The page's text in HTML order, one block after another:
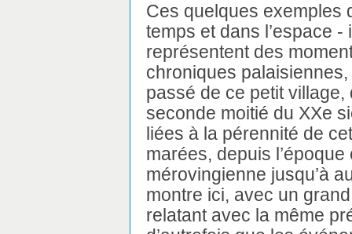
Ces quelques exemples
temps et dans l’espace -
représentent des
chroniques
passé de ce petit
seconde moitié du XXe
liées à la pérennité de
marées, depuis
mérovingienne jusqu’à
montre ici, avec un
relatant avec la même